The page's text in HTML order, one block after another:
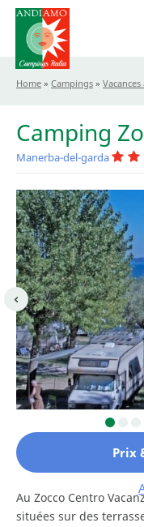
Home » Campings »
Camping
Manerba-del-garda
Prix
Au Zocco Centro
situées sur des